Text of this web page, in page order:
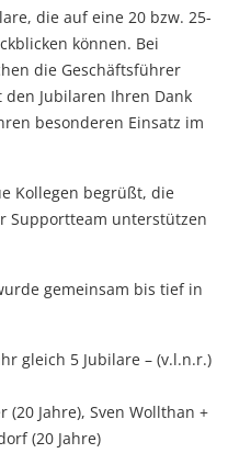
die auf eine 20 bzw. 25-
können. Bei
die Geschäftsführer
Jubilaren Ihren Dank
besonderen Einsatz im
Kollegen begrüßt, die
Supportteam unterstützen
gemeinsam bis tief in
gleich 5 Jubilare – (v.l.n.r.)
(20 Jahre), Sven Wollthan +
(20 Jahre)